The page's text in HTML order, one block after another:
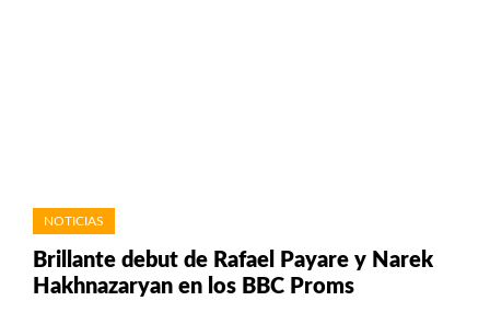
NOTICIAS
Brillante debut de Rafael Payare y Narek
Hakhnazaryan en los BBC Proms